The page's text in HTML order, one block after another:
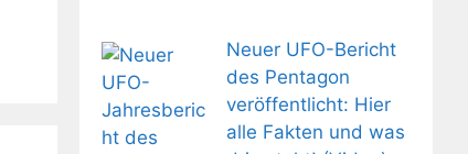
Neuer UFO-Bericht
des Pentagon
veröffentlicht: Hier
alle Fakten und was